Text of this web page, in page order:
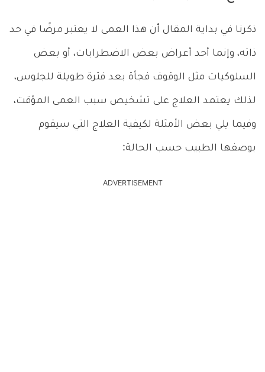
ذكرنا في بداية المقال أن هذا العمى لا يعتبر مرضًا في حد
ذاته، وإنما أحد أعراض بعض الاضطرابات، أو بعض
السلوكيات مثل الوقوف فجأة بعد فترة طويلة للجلوس،
لذلك يعتمد العلاج على تشخيص سبب العمى المؤقت،
وفيما يلي بعض الأمثلة لكيفية العلاج التي سيقوم
بوصفها الطبيب حسب الحالة:
ADVERTISEMENT